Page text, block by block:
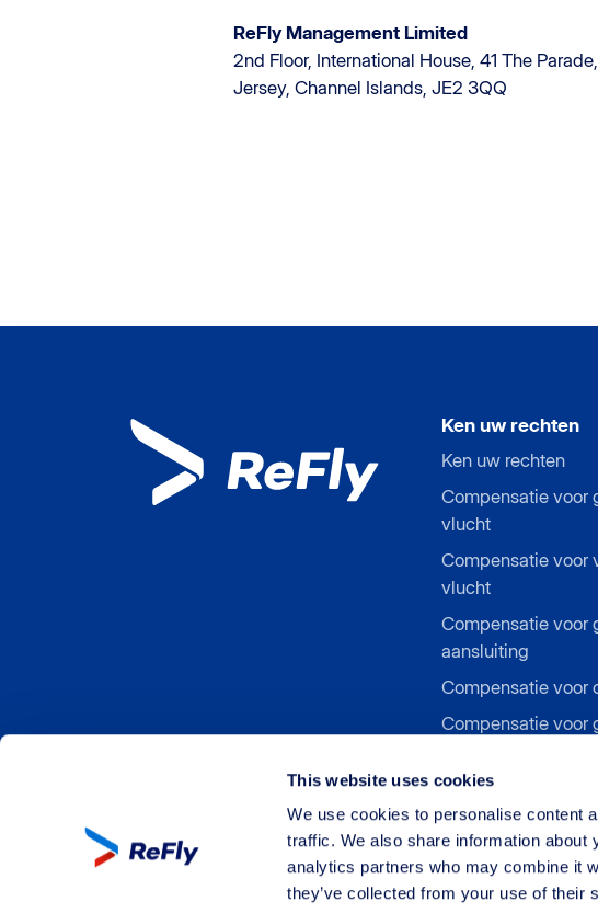
This website uses cookies
We use cookies to personalise content
traffic. We also share information
analytics partners who may combine it
they’ve collected from your use of their
ReFly Management Limited
2nd Floor, International House, 41 The
Jersey, Channel Islands, JE2 3QQ
Ken uw rechten
Ken uw rechten
Compensatie voor
vlucht
Compensatie voor
vlucht
Compensatie voor
aansluiting
Compensatie voor
Compensatie voor
Compensatie voor
luchtvaartstaking